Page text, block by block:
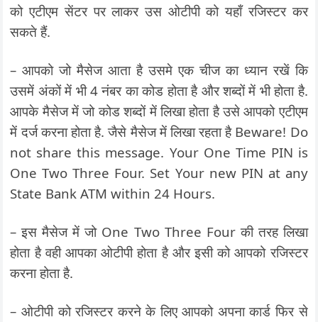
को एटीएम सेंटर पर लाकर उस ओटीपी को यहाँ रजिस्टर कर
सकते हैं.
– आपको जो मैसेज आता है उसमे एक चीज का ध्यान रखें कि
उसमें अंकों में भी 4 नंबर का कोड होता है और शब्दों में भी होता है.
आपके मैसेज में जो कोड शब्दों में लिखा होता है उसे आपको एटीएम
में दर्ज करना होता है. जैसे मैसेज में लिखा रहता है Beware! Do
not share this message. Your One Time PIN is
One Two Three Four. Set Your new PIN at any
State Bank ATM within 24 Hours.
– इस मैसेज में जो One Two Three Four की तरह लिखा
होता है वही आपका ओटीपी होता है और इसी को आपको रजिस्टर
करना होता है.
– ओटीपी को रजिस्टर करने के लिए आपको अपना कार्ड फिर से